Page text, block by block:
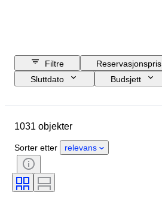
Filtre
Reservasjonspris
Sluttdato
Budsjett
Kjønn
Sertifisering
Emne
Stil
Snitt
Perleglans
1031 objekter
Sorter etter relevans